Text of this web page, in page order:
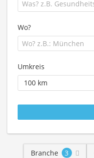
Wo?
Umkreis
Branche 3